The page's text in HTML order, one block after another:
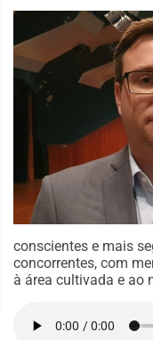
conscientes e mais
concorrentes, com
à área cultivada e ao